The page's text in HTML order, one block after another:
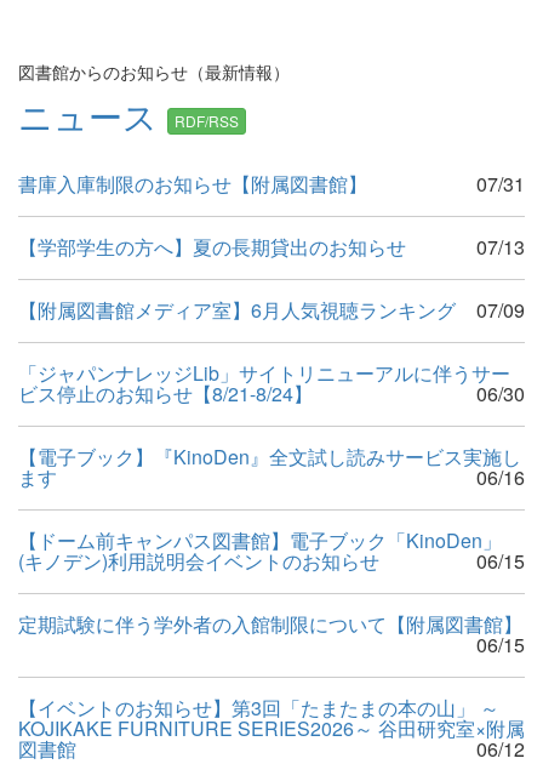
図書館からのお知らせ（最新情報）
ニュース RDF/RSS
書庫入庫制限のお知らせ【附属図書館】 07/31
【学部学生の方へ】夏の長期貸出のお知らせ 07/13
【附属図書館メディア室】6月人気視聴ランキング 07/09
「ジャパンナレッジLib」サイトリニューアルに伴うサー
ビス停止のお知らせ【8/21-8/24】 06/30
【電子ブック】『KinoDen』全文試し読みサービス実施し
ます 06/16
【ドーム前キャンパス図書館】電子ブック「KinoDen」
(キノデン)利用説明会イベントのお知らせ 06/15
定期試験に伴う学外者の入館制限について【附属図書館】
06/15
【イベントのお知らせ】第3回「たまたまの本の山」 ～
KOJIKAKE FURNITURE SERIES2026～ 谷田研究室×附属
図書館 06/12